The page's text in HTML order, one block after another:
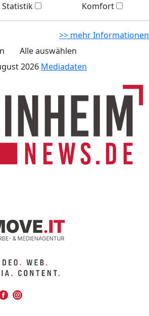
Statistik Komfort
>> mehr Informationen
Alle auswählen
2026 Mediadaten